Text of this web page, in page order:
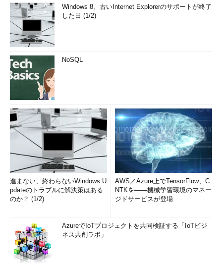
Windows 8、古いInternet Explorerのサポートが終了
した日 (1/2)
NoSQL
進まない、終わらないWindows U
pdateのトラブルに解決策はある
のか？ (1/2)
AWS／Azure上でTensorFlow、C
NTKを――機械学習環境のマネー
ジドサービスが登場
AzureでIoTプロジェクトを共同検証する「IoTビジ
ネス共創ラボ」